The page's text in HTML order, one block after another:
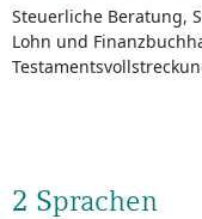
Steuerliche Beratung,
Lohn und
2 Sprachen